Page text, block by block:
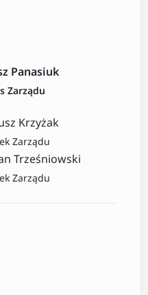
Panasiuk
Zarządu
Krzyżak
Zarządu
Trześniowski
Zarządu